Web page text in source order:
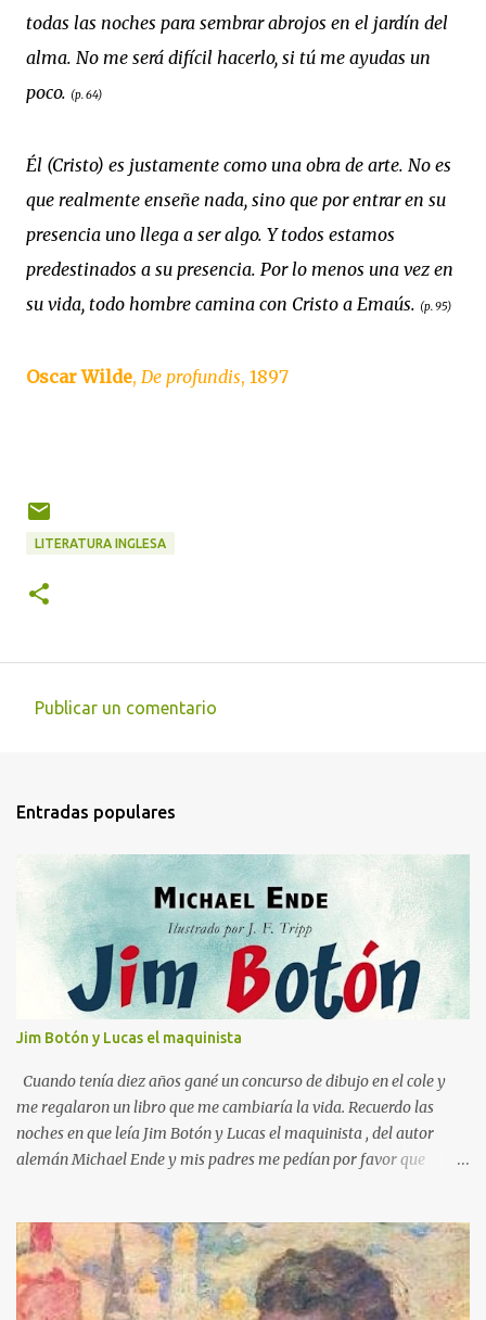
todas las noches para sembrar abrojos en el jardín del
alma. No me será difícil hacerlo, si tú me ayudas un
poco. (p. 64)
Él (Cristo) es justamente como una obra de arte. No es
que realmente enseñe nada, sino que por entrar en su
presencia uno llega a ser algo. Y todos estamos
predestinados a su presencia. Por lo menos una vez en
su vida, todo hombre camina con Cristo a Emaús. (p. 95)
Oscar Wilde, De profundis, 1897
LITERATURA INGLESA
e
s
Publicar un comentario
Entradas populares
Jim Botón y Lucas el maquinista
Cuando tenía diez años gané un concurso de dibujo en el cole y
me regalaron un libro que me cambiaría la vida. Recuerdo las
noches en que leía Jim Botón y Lucas el maquinista , del autor
alemán Michael Ende y mis padres me pedían por favor que
Y no podía dejar a Jim Botón y su amigo Lucas a las puertas de la
Ciudad de los Dragones para rescatar a la Princesa china Li Si.
Ende es un maestro capaz de crear un universo de fantasía,
poblado por seres sorprendentes y lugares extraordinarios. Desde